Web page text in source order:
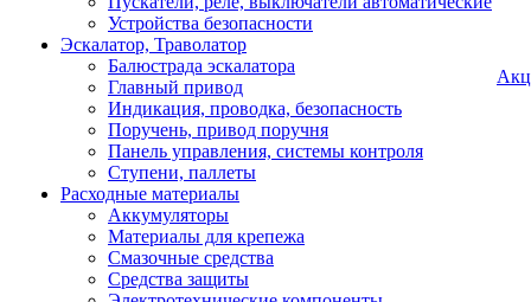
Устройства безопасности
Эскалатор, Траволатор
Балюстрада эскалатора
Главный привод
Индикация, проводка, безопасность
Поручень, привод поручня
Панель управления, системы контроля
Ступени, паллеты
Расходные материалы
Аккумуляторы
Материалы для крепежа
Смазочные средства
Средства защиты